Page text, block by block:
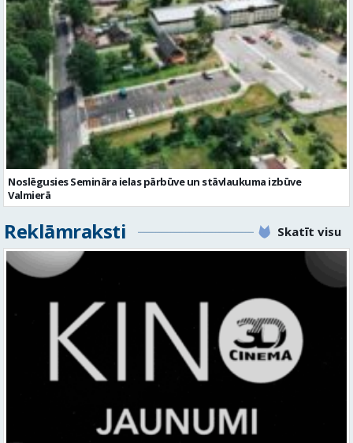
Noslēgusies Semināra ielas pārbūve un stāvlaukuma izbūve
Valmierā
Reklāmraksti Skatīt visu